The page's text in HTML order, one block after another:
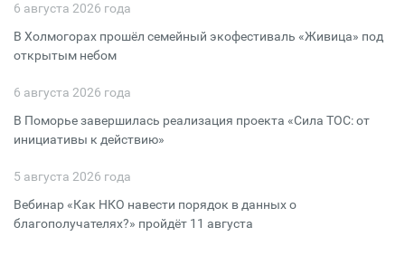
6 августа 2026 года
В Холмогорах прошёл семейный экофестиваль «Живица» под
открытым небом
6 августа 2026 года
В Поморье завершилась реализация проекта «Сила ТОС: от
инициативы к действию»
5 августа 2026 года
Вебинар «Как НКО навести порядок в данных о
благополучателях?» пройдёт 11 августа